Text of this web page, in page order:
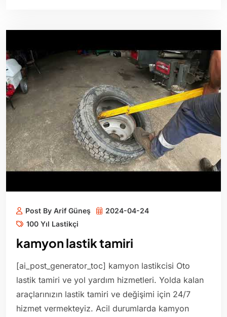
Post By Arif Güneş
2024-04-24
100 Yıl Lastikçi
kamyon lastik tamiri
[ai_post_generator_toc] kamyon lastikcisi Oto
lastik tamiri ve yol yardım hizmetleri. Yolda kalan
araçlarınızın lastik tamiri ve değişimi için 24/7
hizmet vermekteyiz. Acil durumlarda kamyon